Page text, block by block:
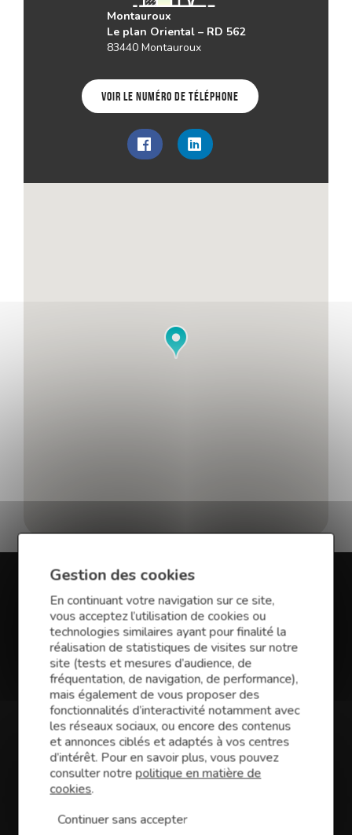
Montauroux
Le plan Oriental – RD 562
83440 Montauroux
Voir le numéro de téléphone
En savoir plus sur Finance
Conseil Montauroux
Vous avez des projets pour votre entreprise
dans le département du Var ? Qu’il s’agisse
d’une reprise, d’une création ou du
développement de votre activité, Finance
Conseil,expert en courtage de prêts
professionnels à Montauroux(83) est le
partenaire idéal pour trouver le meilleur
financement. Notre équipe de courtiers vous
propose d’optimiser votre investissement et
assurances, garanties) pour votre projet :
Gestion des cookies
En continuant votre navigation sur ce site,
vous acceptez l’utilisation de cookies ou
technologies similaires ayant pour finalité la
réalisation de statistiques de visites sur notre
site (tests et mesures d’audience, de
fréquentation, de navigation, de performance),
mais également de vous proposer des
fonctionnalités d’interactivité notamment avec
les réseaux sociaux, ou encore des contenus
et annonces ciblés et adaptés à vos centres
d’intérêt. Pour en savoir plus, vous pouvez
consulter notrepolitique en matière de
cookies.
Continuer sans accepter